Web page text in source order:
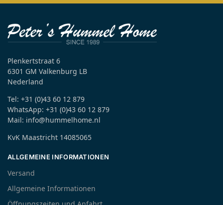
Plenkertstraat 6
6301 GM Valkenburg LB
Nederland
Tel: +31 (0)43 60 12 879
WhatsApp: +31 (0)43 60 12 879
Mail: info@hummelhome.nl
KvK Maastricht 14085065
ALLGEMEINE INFORMATIONEN
Versand
Allgemeine Informationen